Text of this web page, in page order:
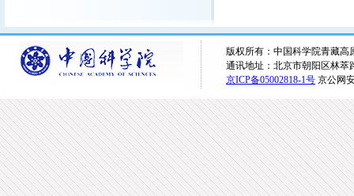
版权所有：中国科学院青藏高
通讯地址：北京市朝阳区林萃
京ICP备05002818-1号 京公网